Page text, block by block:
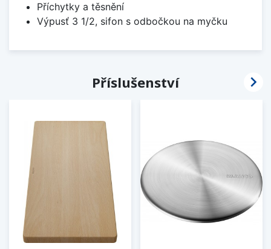
Příchytky a těsnění
Výpusť 3 1/2, sifon s odbočkou na myčku
Příslušenství 